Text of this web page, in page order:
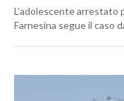
L’adolescente arrestato
Farnesina segue il caso